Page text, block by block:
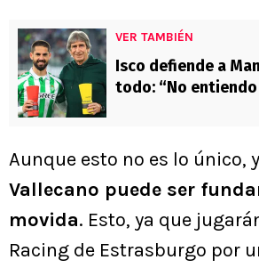
VER TAMBIÉN
Isco defiende a
todo: “No
Aunque esto no es lo único,
Vallecano puede ser
movida. Esto, ya que
Racing de Estrasburgo por